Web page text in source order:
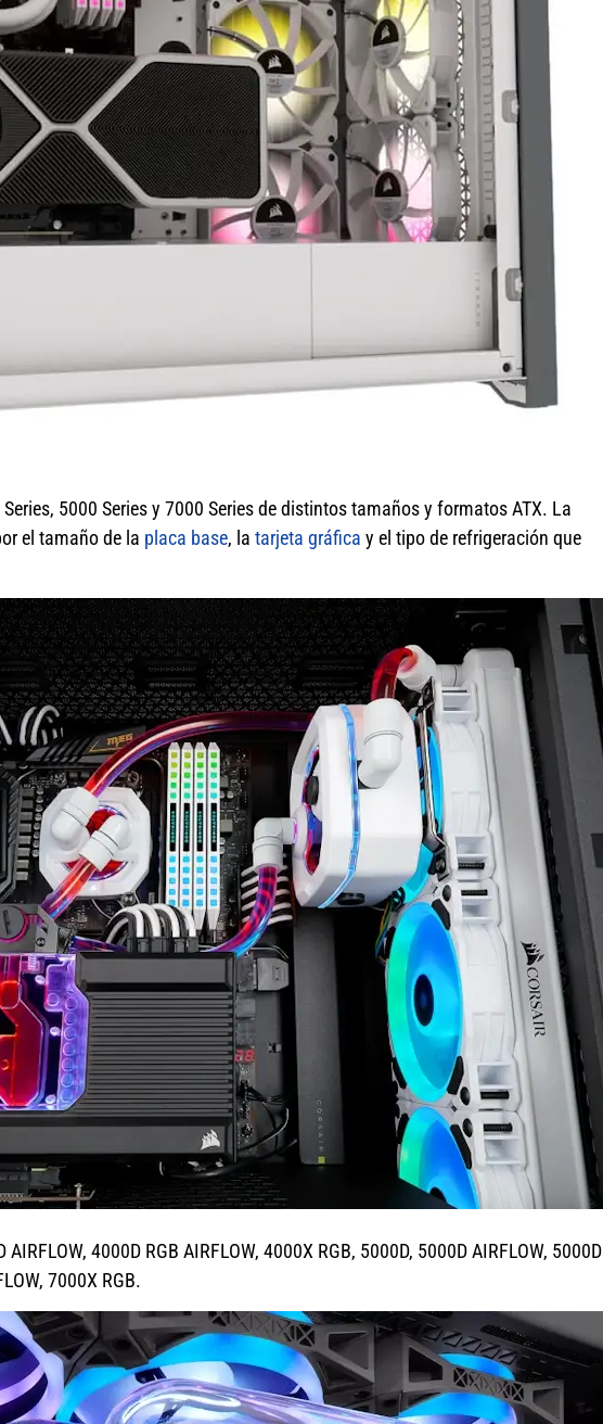
5000 Series y 7000 Series de distintos tamaños y formatos ATX. La
el tamaño de la placa base, la tarjeta gráfica y el tipo de refrigeración que
4000D RGB AIRFLOW, 4000X RGB, 5000D, 5000D AIRFLOW, 5000D
7000X RGB.